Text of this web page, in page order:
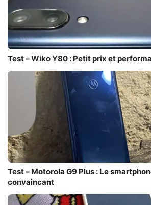
Test – Wiko Y80 : Petit prix et
Test – Motorola G9 Plus : Le
convaincant